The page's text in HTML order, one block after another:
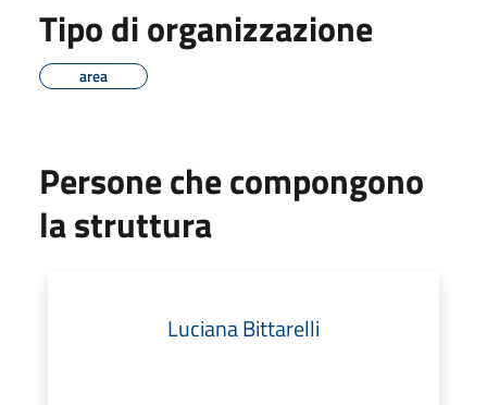
Tipo di organizzazione
area
Persone che compongono
la struttura
Luciana Bittarelli